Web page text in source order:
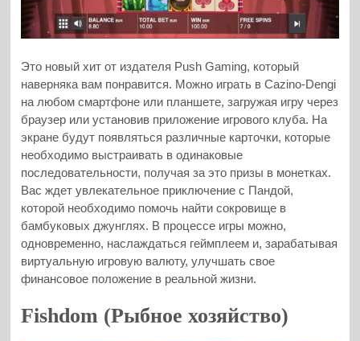
Это новый хит от издателя Push Gaming, который
наверняка вам понравится. Можно играть в Cazino-Dengi
на любом смартфоне или планшете, загружая игру через
браузер или установив приложение игрового клуба. На
экране будут появляться различные карточки, которые
необходимо выстраивать в одинаковые
последовательности, получая за это призы в монетках.
Вас ждет увлекательное приключение с Пандой,
которой необходимо помочь найти сокровище в
бамбуковых джунглях. В процессе игры можно,
одновременно, наслаждаться геймплеем и, зарабатывая
виртуальную игровую валюту, улучшать свое
финансовое положение в реальной жизни.
Fishdom (Рыбное хозяйство)